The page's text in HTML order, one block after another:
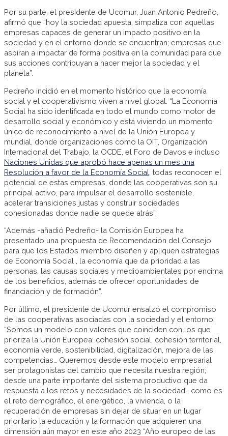
Por su parte, el presidente de Ucomur, Juan Antonio Pedreño,
afirmó que “hoy la sociedad apuesta, simpatiza con aquellas
empresas capaces de generar un impacto positivo en la
sociedad y en el entorno donde se encuentran; empresas que
aspiran a impactar de forma positiva en la comunidad para que
sus acciones contribuyan a hacer mejor la sociedad y el
planeta”.
Pedreño incidió en el momento histórico que la economía
social y el cooperativismo viven a nivel global: “La Economía
Social ha sido identificada en todo el mundo como motor de
desarrollo social y económico y está viviendo un momento
único de reconocimiento a nivel de la Unión Europea y
mundial, donde organizaciones como la OIT, Organización
Internacional del Trabajo, la OCDE, el Foro de Davos e incluso
Naciones Unidas que aprobó hace apenas un mes una
Resolución a favor de la Economía Social , todas reconocen el
potencial de estas empresas, donde las cooperativas son su
principal activo, para impulsar el desarrollo sostenible,
acelerar transiciones justas y construir sociedades
cohesionadas donde nadie se quede atrás”.
“Además -añadió Pedreño- la Comisión Europea ha
presentado una propuesta de Recomendación del Consejo
para que los Estados miembro diseñen y apliquen estrategias
de Economía Social , la economía que da prioridad a las
personas, las causas sociales y medioambientales por encima
de los beneficios, además de ofrecer oportunidades de
financiación y de formación”.
Por último, el presidente de Ucomur ensalzó el compromiso
de las cooperativas asociadas con la sociedad y el entorno:
“Somos un modelo con valores que coinciden con los que
prioriza la Unión Europea: cohesión social, cohesión territorial,
economía verde, sostenibilidad, digitalización, mejora de las
competencias… Queremos desde este modelo empresarial
ser protagonistas del cambio que necesita nuestra región;
desde una parte importante del sistema productivo que da
respuesta a los retos y necesidades de la sociedad , como es
el reto demográfico, el energético, la vivienda, o la
recuperación de empresas sin dejar de situar en un lugar
prioritario la educación y la formación que adquieren una
dimensión aún mayor en este año 2023 “Año europeo de las